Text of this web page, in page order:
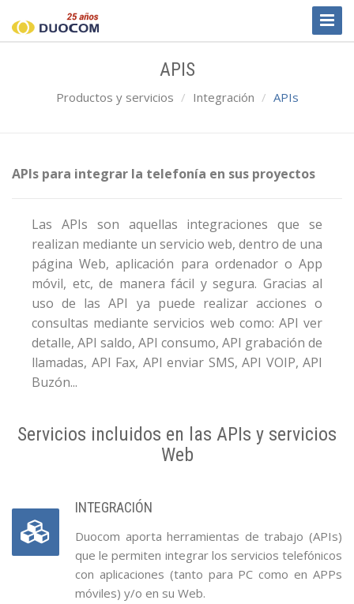
APIS
Productos y servicios Integración APIs
APIs para integrar la telefonía en sus proyectos
Las APIs son aquellas integraciones que se
realizan mediante un servicio web, dentro de una
página Web, aplicación para ordenador o App
móvil, etc, de manera fácil y segura. Gracias al
uso de las API ya puede realizar acciones o
consultas mediante servicios web como: API ver
detalle, API saldo, API consumo, API grabación de
llamadas, API Fax, API enviar SMS, API VOIP, API
Buzón...
Servicios incluidos en las APIs y servicios
Web
INTEGRACIÓN
Duocom aporta herramientas de trabajo (APIs)
que le permiten integrar los servicios telefónicos
con aplicaciones (tanto para PC como en APPs
móviles) y/o en su Web.